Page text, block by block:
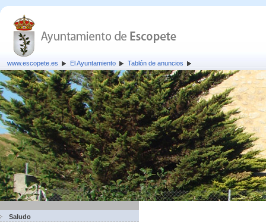
www.escopete.es El Ayuntamiento Tablón de anuncios
Saludo